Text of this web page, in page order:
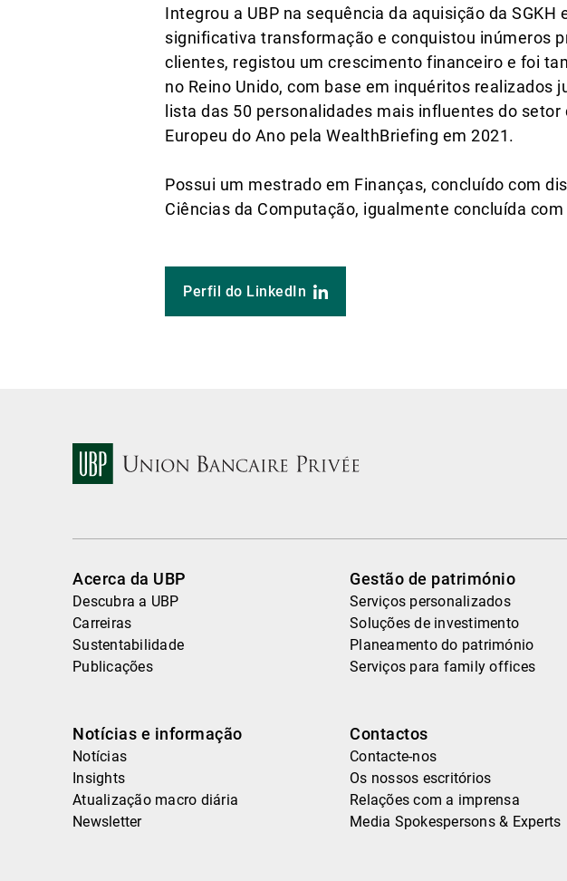
Integrou a UBP na sequência da aquisição da
significativa transformação e conquistou inúmeros
clientes, registou um crescimento financeiro e foi
no Reino Unido, com base em inquéritos
lista das 50 personalidades mais influentes do
Europeu do Ano pela WealthBriefing em 2021.
Possui um mestrado em Finanças, concluído com
Ciências da Computação, igualmente concluída
Perfil do LinkedIn
Acerca da UBP
Descubra a UBP
Carreiras
Sustentabilidade
Publicações
Gestão de património
Serviços personalizados
Soluções de investimento
Planeamento do património
Serviços para family offices
Notícias e informação
Notícias
Insights
Atualização macro diária
Newsletter
Contactos
Contacte-nos
Os nossos escritórios
Relações com a imprensa
Media Spokespersons & Experts